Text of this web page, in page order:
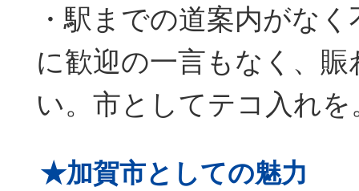
・駅までの道案内がな
に歓迎の一言もなく、
い。市としてテコ入れを
★加賀市としての魅力